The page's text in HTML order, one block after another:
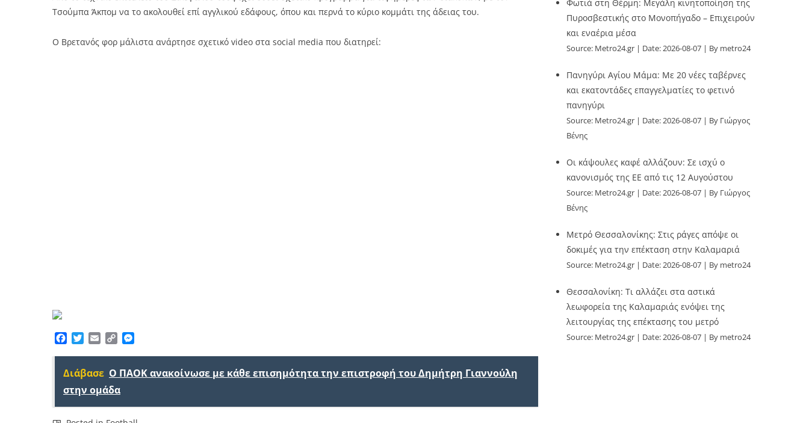
Τσούμπα Άκπομ να το ακολουθεί επί αγγλικού εδάφους, όπου και περνά το κύριο κομμάτι της άδειας του.
Ο Βρετανός φορ μάλιστα ανάρτησε σχετικό video στα social media που διατηρεί:
Facebook
TwitterEmailCopy
Διάβασε Ο ΠΑΟΚ ανακοίνωσε με κάθε επισημότητα την επιστροφή του Δημήτρη Γιαννούλη
στην ομάδα
Φωτιά στη Θέρμη: Μεγάλη κινητοποίηση της
Πυροσβεστικής στο Μονοπήγαδο – Επιχειρούν
και εναέρια μέσα
Source: Metro24.gr Date: 2026-08-07 By metro24
Πανηγύρι Αγίου Μάμα: Με 20 νέες ταβέρνες
και εκατοντάδες επαγγελματίες το φετινό
πανηγύρι
Source: Metro24.gr Date: 2026-08-07
By Γιώργος
Βένης
Οι κάψουλες καφέ αλλάζουν: Σε ισχύ ο
κανονισμός της ΕΕ από τις 12 Αυγούστου
Source: Metro24.gr Date: 2026-08-07
By Γιώργος
Βένης
Μετρό Θεσσαλονίκης: Στις ράγες απόψε οι
δοκιμές για την επέκταση στην Καλαμαριά
Source: Metro24.gr Date: 2026-08-07 By metro24
Θεσσαλονίκη: Τι αλλάζει στα αστικά
λεωφορεία της Καλαμαριάς ενόψει της
λειτουργίας της επέκτασης του μετρό
Source: Metro24.gr Date: 2026-08-07 By metro24